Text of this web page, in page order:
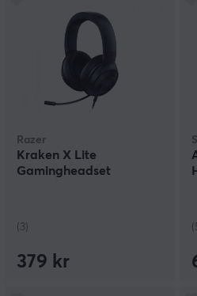
Razer
Kraken X Lite
Gamingheadset
(3)
379 kr